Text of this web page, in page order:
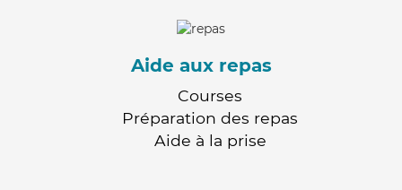
Aide aux repas
Courses
Préparation des repas
Aide à la prise